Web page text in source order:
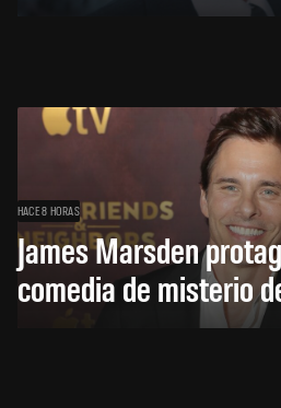
HACE 8 HORAS
James Marsden
comedia de misterio